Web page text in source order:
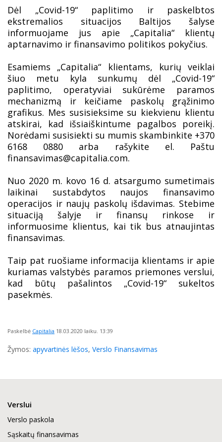
Dėl „Covid-19“ paplitimo ir paskelbtos
ekstremalios situacijos Baltijos šalyse
informuojame jus apie „Capitalia“ klientų
aptarnavimo ir finansavimo politikos pokyčius.
Esamiems „Capitalia“ klientams, kurių veiklai
šiuo metu kyla sunkumų dėl „Covid-19“
paplitimo, operatyviai sukūrėme paramos
mechanizmą ir keičiame paskolų grąžinimo
grafikus. Mes susisieksime su kiekvienu klientu
atskirai, kad išsiaiškintume pagalbos poreikį.
Norėdami susisiekti su mumis skambinkite +370
6168 0880 arba rašykite el. Paštu
finansavimas@capitalia.com.
Nuo 2020 m. kovo 16 d. atsargumo sumetimais
laikinai sustabdytos naujos finansavimo
operacijos ir naujų paskolų išdavimas. Stebime
situaciją šalyje ir finansų rinkose ir
informuosime klientus, kai tik bus atnaujintas
finansavimas.
Taip pat ruošiame informacija klientams ir apie
kuriamas valstybės paramos priemones verslui,
kad būtų pašalintos „Covid-19“ sukeltos
pasekmės.
Paskelbė Capitalia 18.03.2020 laiku. 13:39
Žymos: apyvartinės lėšos, Verslo Finansavimas
Verslui
Verslo paskola
Sąskaitų finansavimas